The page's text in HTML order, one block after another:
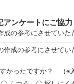
ンケートにご協力
の参考にさせていた
成の参考にさせてい
かったですか？ （※